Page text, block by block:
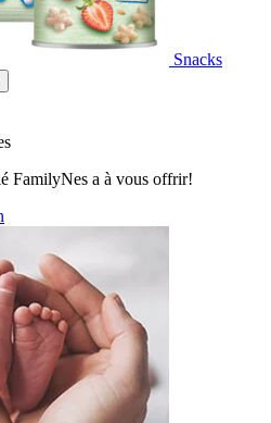
Snacks
FamilyNes a à vous offrir!